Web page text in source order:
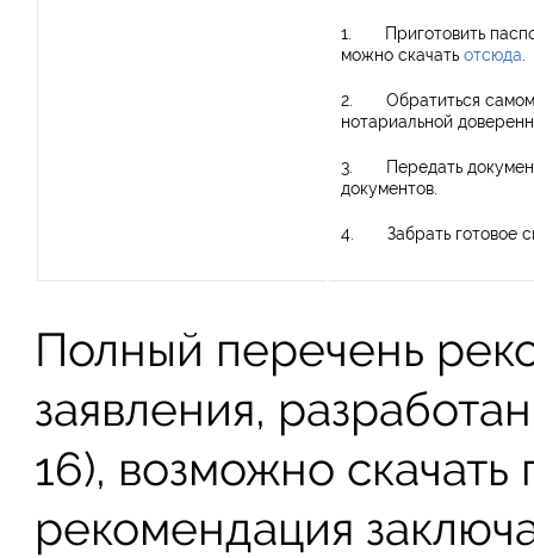
1. Приготовить
можно скачатьотсюда
2. Обратиться самому
нотариальной
3. Передать
документов.
4. Забрать готовое
Полный перечень
заявления,
16), возможно
рекомендация